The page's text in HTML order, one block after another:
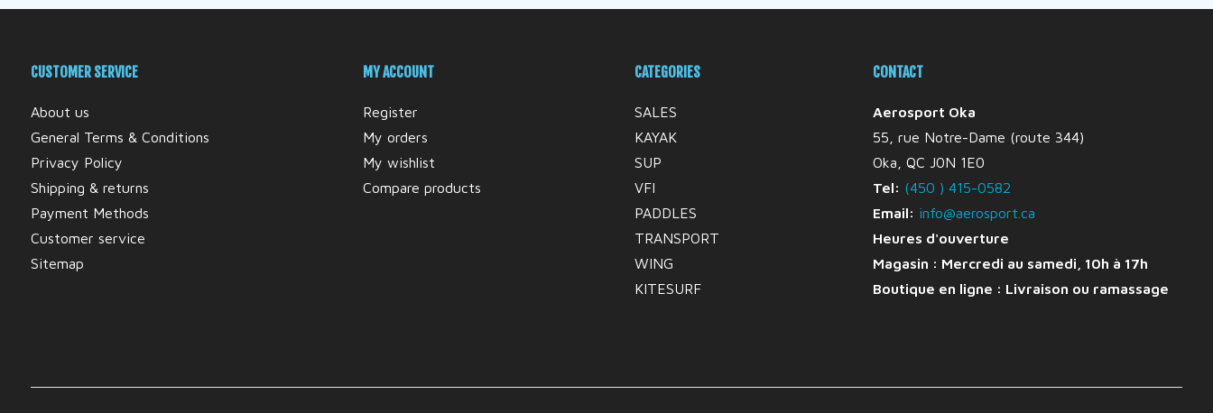
CUSTOMER SERVICE
About us
General Terms & Conditions
Privacy Policy
Shipping & returns
Payment Methods
Customer service
Sitemap
MY ACCOUNT
Register
My orders
My wishlist
Compare products
CATEGORIES
SALES
KAYAK
SUP
VFI
PADDLES
TRANSPORT
WING
KITESURF
CONTACT
Aerosport Oka
55, rue Notre-Dame (route 344)
Oka, QC J0N 1E0
Tel: (450 ) 415-0582
Email: info@aerosport.ca
Heures d'ouverture
Magasin : Mercredi au samedi, 10h à 17h
Boutique en ligne : Livraison ou ramassage